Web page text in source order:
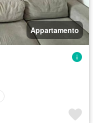
Appartamento